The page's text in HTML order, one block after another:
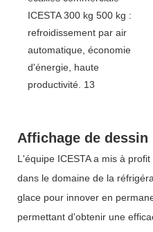
Affichage de dessin
L'équipe ICESTA a mis à
dans le domaine de la
glace pour innover en
permettant d'obtenir une